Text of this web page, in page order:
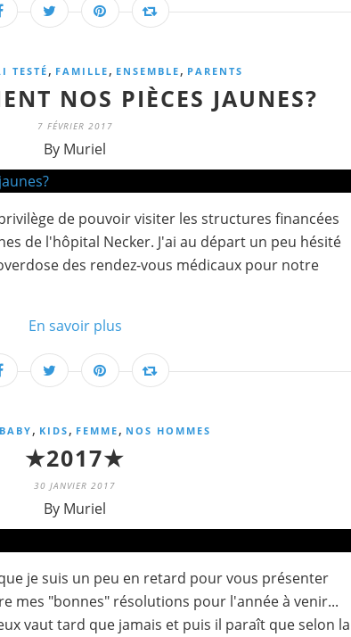
TESTÉ, FAMILLE, ENSEMBLE, PARENTS
NOS PIÈCES JAUNES?
7 FÉVRIER 2017
By Muriel
de pouvoir visiter les structures financées
de l'hôpital Necker. J'ai au départ un peu hésité
des rendez-vous médicaux pour notre
En savoir plus
BABY, KIDS, FEMME, NOS HOMMES
★2017★
30 JANVIER 2017
By Muriel
je suis un peu en retard pour vous présenter
mes "bonnes" résolutions pour l'année à venir...
vaut tard que jamais et puis il paraît que selon la